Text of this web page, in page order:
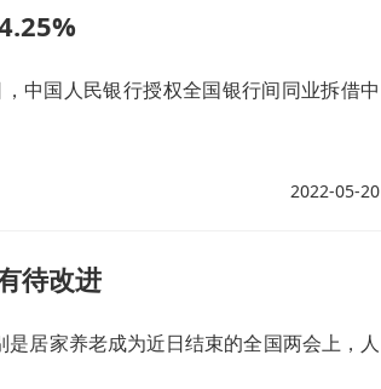
中国人民银行授权全国银行间同业拆借中
2022-05-20
待改进
居家养老成为近日结束的全国两会上，人